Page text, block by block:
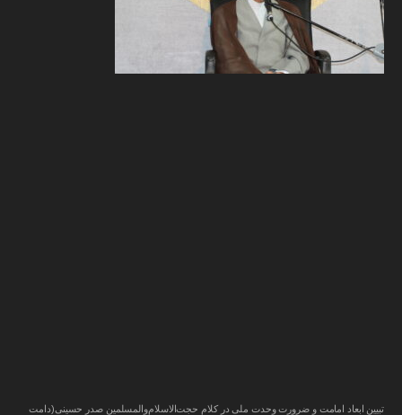
تبیین ابعاد امامت و ضرورت وحدت ملی در کلام حجت‌الاسلام‌والمسلمین صدر حسینی(دامت‌